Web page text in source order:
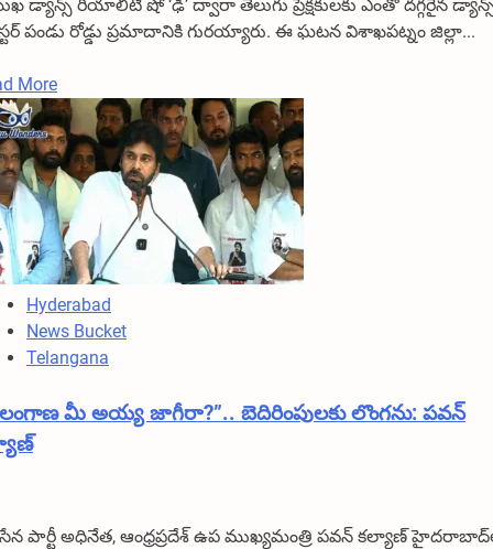
డ్యాన్స్ రియాలిటీ షో ‘ఢీ’ ద్వారా తెలుగు ప్రేక్షకులకు ఎంతో దగ్గరైన
పండు రోడ్డు ప్రమాదానికి గురయ్యారు. ఈ ఘటన విశాఖపట్నం జిల్లా...
MoreRead
more
about
ఢీ
డ్యాన్స్
మాస్టర్
పండుకు
ప్రమాదం..
రెండు
కాళ్లకు
గాయాలు
Hyderabad
News Bucket
Telangana
మీ అయ్య జాగీరా?”.. బెదిరింపులకు లొంగను: పవన్
పార్టీ అధినేత, ఆంధ్రప్రదేశ్ ఉప ముఖ్యమంత్రి పవన్ కల్యాణ్